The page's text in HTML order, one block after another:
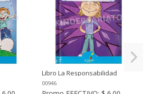
Libro La Responsabilidad
00946